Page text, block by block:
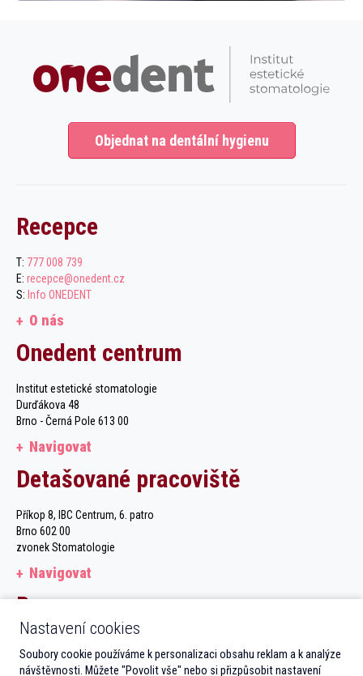
Objednat na dentální hygienu
Recepce
T: 777 008 739
E: recepce@onedent.cz
S: Info ONEDENT
O nás
Onedent centrum
Institut estetické stomatologie
Durďákova 48
Brno - Černá Pole 613 00
Navigovat
Detašované pracoviště
Příkop 8, IBC Centrum, 6. patro
Brno 602 00
zvonek Stomatologie
Navigovat
Recepce
Pá 7.30–12.30 13.00–16.00
Nastavení cookies
Soubory cookie používáme k personalizaci obsahu reklam a k analýze
návštěvnosti. Můžete "Povolit vše" nebo si přizpůsobit nastavení